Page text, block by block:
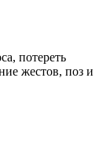
потереть
жестов, поз и